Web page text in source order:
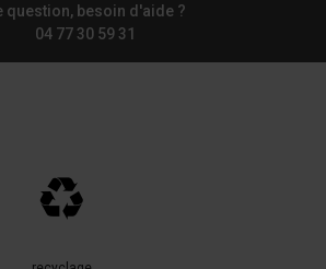
question, besoin d'aide ?
04 77 30 59 31